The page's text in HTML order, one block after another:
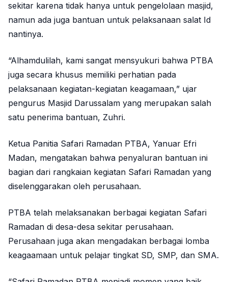
sekitar karena tidak hanya untuk pengelolaan masjid,
namun ada juga bantuan untuk pelaksanaan salat Id
nantinya.
“Alhamdulilah, kami sangat mensyukuri bahwa PTBA
juga secara khusus memiliki perhatian pada
pelaksanaan kegiatan-kegiatan keagamaan,” ujar
pengurus Masjid Darussalam yang merupakan salah
satu penerima bantuan, Zuhri.
Ketua Panitia Safari Ramadan PTBA, Yanuar Efri
Madan, mengatakan bahwa penyaluran bantuan ini
bagian dari rangkaian kegiatan Safari Ramadan yang
diselenggarakan oleh perusahaan.
PTBA telah melaksanakan berbagai kegiatan Safari
Ramadan di desa-desa sekitar perusahaan.
Perusahaan juga akan mengadakan berbagai lomba
keagaamaan untuk pelajar tingkat SD, SMP, dan SMA.